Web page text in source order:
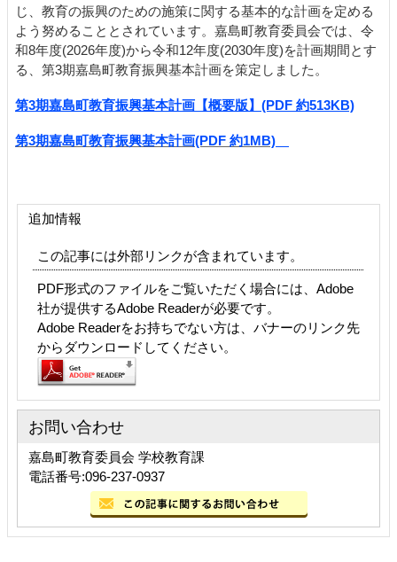
じ、教育の振興のための施策に関する基本的な計画を定める
よう努めることとされています。嘉島町教育委員会では、令
和8年度(2026年度)から令和12年度(2030年度)を計画期間とす
る、第3期嘉島町教育振興基本計画を策定しました。
第3期嘉島町教育振興基本計画【概要版】(PDF 約513KB)
第3期嘉島町教育振興基本計画(PDF 約1MB)
追加情報
この記事には外部リンクが含まれています。
PDF形式のファイルをご覧いただく場合には、Adobe
社が提供するAdobe Readerが必要です。
Adobe Readerをお持ちでない方は、バナーのリンク先
からダウンロードしてください。
お問い合わせ
嘉島町教育委員会 学校教育課
電話番号:096-237-0937